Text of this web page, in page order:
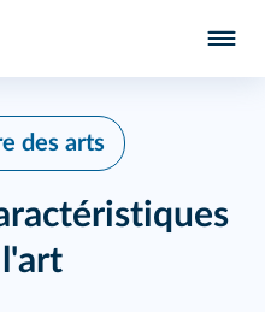
des arts